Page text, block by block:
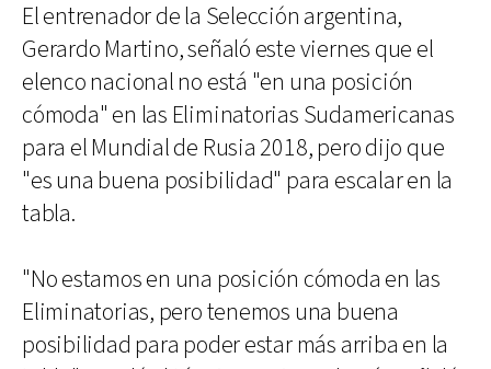
El entrenador de la Selección argentina,
Gerardo Martino, señaló este viernes que el
elenco nacional no está "en una posición
cómoda" en las Eliminatorias Sudamericanas
para el Mundial de Rusia 2018, pero dijo que
"es una buena posibilidad" para escalar en la
tabla.
"No estamos en una posición cómoda en las
Eliminatorias, pero tenemos una buena
posibilidad para poder estar más arriba en la